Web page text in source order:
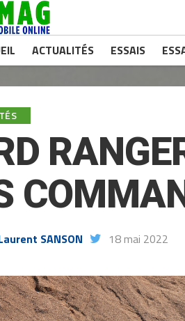
ACTUALITÉS ESSAIS
SANSON 18 mai 2022